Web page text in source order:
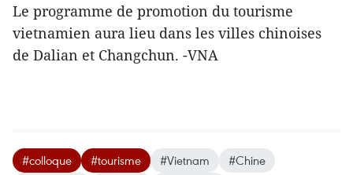
Le programme de promotion du tourisme
vietnamien aura lieu dans les villes chinoises
de Dalian et Changchun. -VNA
#colloque #tourisme #Vietnam
#Chine